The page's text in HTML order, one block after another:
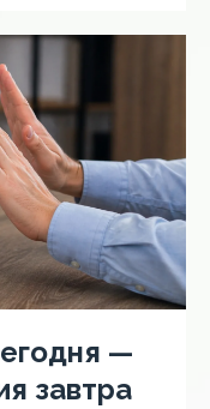
—
завтра